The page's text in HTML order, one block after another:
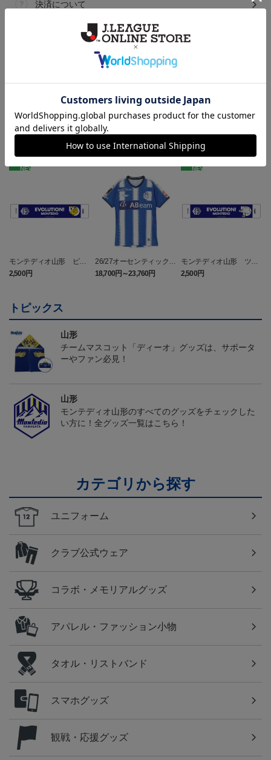
決済について
ギフト対応について
ランキング
NEW
モンテディオ山形 ピカ
チュウ タオルマフラー
2,500円
26/27オーセンティックユ
ニフォーム半袖（FP1st）
18,700円～23,760円
NEW
モンテディオ山形 ツン
ベアー タオルマフラー
2,500円
トピックス
山形
チームマスコット「ディーオ」グッズは、サポータ
ーやファン必見！
山形
モンテディオ山形のすべてのグッズをチェックした
い方に！全グッズ一覧はこちら！
カテゴリから探す
ユニフォーム
クラブ公式ウェア
コラボ・メモリアルグッズ
アパレル・ファッション小物
タオル・リストバンド
スマホグッズ
観戦・応援グッズ